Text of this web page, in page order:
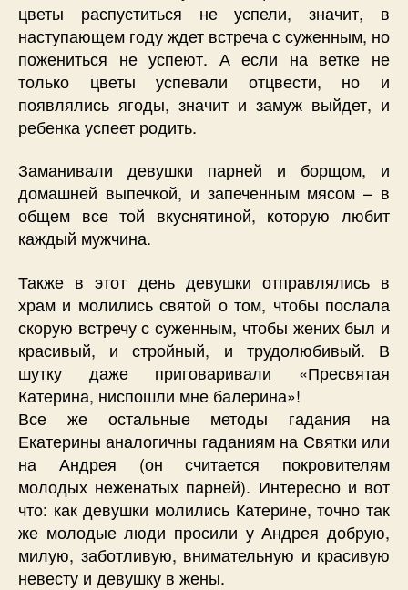
цветы распуститься не успели, значит, в
наступающем году ждет встреча с суженным, но
пожениться не успеют. А если на ветке не
только цветы успевали отцвести, но и
появлялись ягоды, значит и замуж выйдет, и
ребенка успеет родить.
Заманивали девушки парней и борщом, и
домашней выпечкой, и запеченным мясом – в
общем все той вкуснятиной, которую любит
каждый мужчина.
Также в этот день девушки отправлялись в
храм и молились святой о том, чтобы послала
скорую встречу с суженным, чтобы жених был и
красивый, и стройный, и трудолюбивый. В
шутку даже приговаривали «Пресвятая
Катерина, ниспошли мне балерина»!
Все же остальные методы гадания на
Екатерины аналогичны гаданиям на Святки или
на Андрея (он считается покровителям
молодых неженатых парней). Интересно и вот
что: как девушки молились Катерине, точно так
же молодые люди просили у Андрея добрую,
милую, заботливую, внимательную и красивую
невесту и девушку в жены.